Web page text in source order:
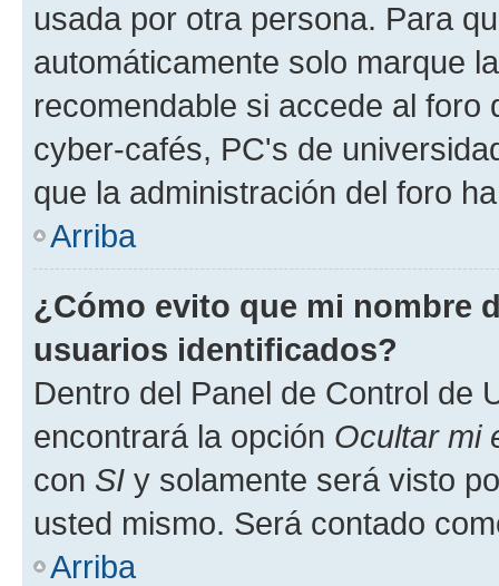
usada por otra persona. Para
automáticamente solo marque
recomendable si accede al foro
cyber-cafés, PC's de
que la administración del foro
Arriba
¿Cómo evito que mi nombre
usuarios identificados?
Dentro del Panel de Control de
encontrará la opción Ocultar mi
con SI y solamente será visto
usted mismo. Será contado
Arriba